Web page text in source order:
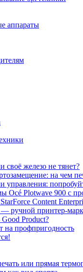
аппараты
своё железо не тянет?
на чем
Océ Plotwave 900 с
Content
ручной принтер-
Product?
на профпригодность
или прямая